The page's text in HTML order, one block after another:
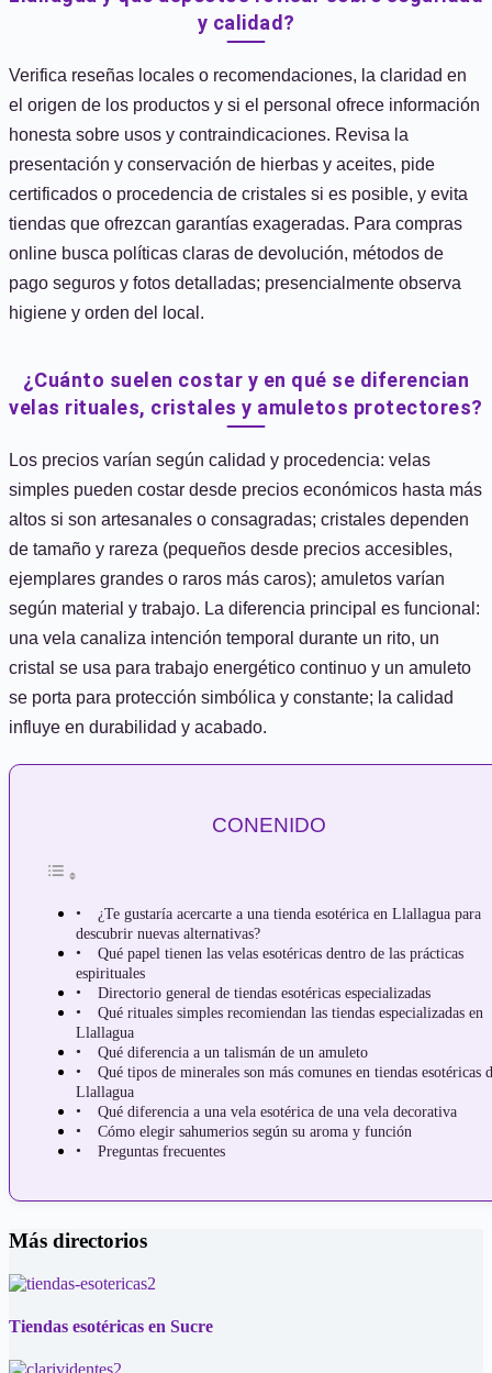
y calidad?
Verifica reseñas locales o recomendaciones, la claridad en
el origen de los productos y si el personal ofrece información
honesta sobre usos y contraindicaciones. Revisa la
presentación y conservación de hierbas y aceites, pide
certificados o procedencia de cristales si es posible, y evita
tiendas que ofrezcan garantías exageradas. Para compras
online busca políticas claras de devolución, métodos de
pago seguros y fotos detalladas; presencialmente observa
higiene y orden del local.
¿Cuánto suelen costar y en qué se diferencian
velas rituales, cristales y amuletos protectores?
Los precios varían según calidad y procedencia: velas
simples pueden costar desde precios económicos hasta más
altos si son artesanales o consagradas; cristales dependen
de tamaño y rareza (pequeños desde precios accesibles,
ejemplares grandes o raros más caros); amuletos varían
según material y trabajo. La diferencia principal es funcional:
una vela canaliza intención temporal durante un rito, un
cristal se usa para trabajo energético continuo y un amuleto
se porta para protección simbólica y constante; la calidad
influye en durabilidad y acabado.
CONENIDO
¿Te gustaría acercarte a una tienda esotérica en Llallagua para
descubrir nuevas alternativas?
Qué papel tienen las velas esotéricas dentro de las prácticas
espirituales
Directorio general de tiendas esotéricas especializadas
Qué rituales simples recomiendan las tiendas especializadas en
Llallagua
Qué diferencia a un talismán de un amuleto
Qué tipos de minerales son más comunes en tiendas esotéricas
Llallagua
Qué diferencia a una vela esotérica de una vela decorativa
Cómo elegir sahumerios según su aroma y función
Preguntas frecuentes
Más directorios
Tiendas esotéricas en Sucre